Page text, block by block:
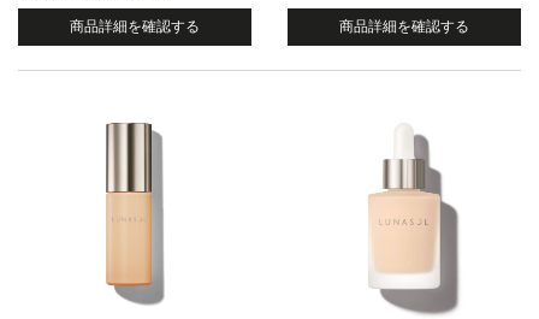
商品詳細を確認する 商品詳細を確認する